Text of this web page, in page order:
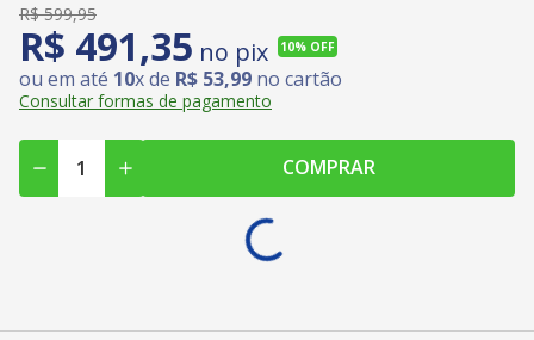
R$ 599,95
R$ 491,35 no pix 10% OFF
ou em até 10x de R$ 53,99 no cartão
Consultar formas de pagamento
COMPRAR